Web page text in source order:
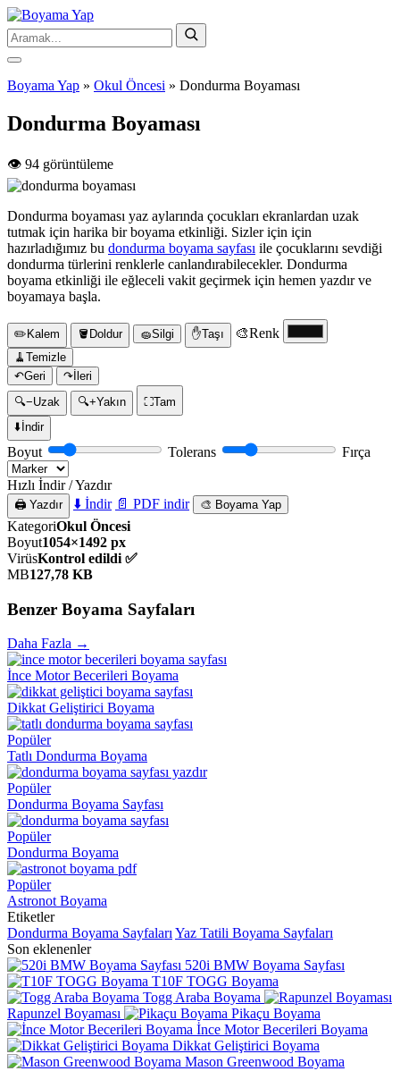
Boyama Yap » Okul Öncesi » Dondurma Boyaması
Dondurma Boyaması
👁️ 94 görüntüleme
Dondurma boyaması yaz aylarında çocukları ekranlardan uzak
tutmak için harika bir boyama etkinliği. Sizler için için
hazırladığımız bu dondurma boyama sayfası ile çocuklarını sevdiği
dondurma türlerini renklerle canlandırabilecekler. Dondurma
boyama etkinliği ile eğleceli vakit geçirmek için hemen yazdır ve
boyamaya başla.
✏️ Kalem 🪣 Doldur 🧽Silgi ✋Taşı 🎨Renk
🧹 Temizle
↶Geri ↷ İleri
🔍−Uzak 🔍+Yakın ⛶Tam
⬇️ İndir
Boyut Tolerans Fırça
Hızlı İndir / Yazdır
🖨️ Yazdır ⬇️ İndir 📄 PDF indir 🎨 Boyama Yap
KategoriOkul Öncesi
Boyut1054×1492 px
VirüsKontrol edildi ✅
MB127,78 KB
Benzer Boyama Sayfaları
Daha Fazla →
İnce Motor Becerileri Boyama
Dikkat Geliştirici Boyama
Popüler
Tatlı Dondurma Boyama
Popüler
Dondurma Boyama Sayfası
Popüler
Dondurma Boyama
Popüler
Astronot Boyama
Etiketler
Dondurma Boyama Sayfaları Yaz Tatili Boyama Sayfaları
Son eklenenler
520i BMW Boyama Sayfası
T10F TOGG Boyama
Togg Araba Boyama
Rapunzel Boyaması
Pikaçu Boyama
İnce Motor Becerileri Boyama
Dikkat Geliştirici Boyama
Mason Greenwood Boyama